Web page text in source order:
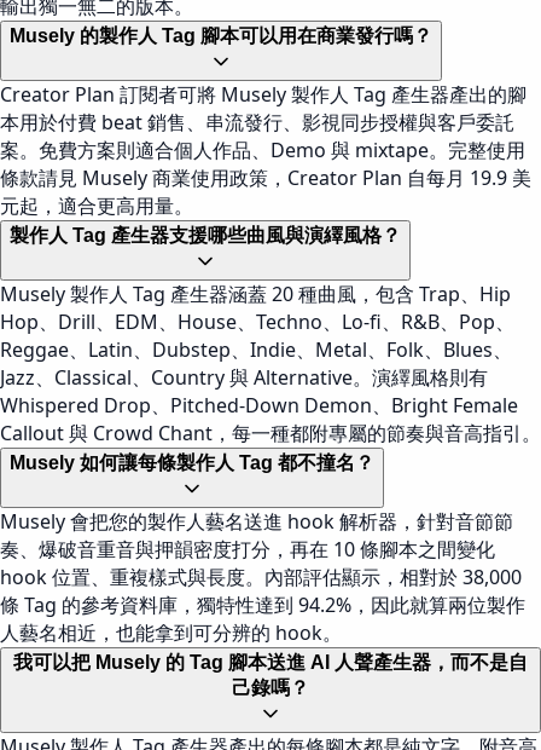
輸出獨一無二的版本。
Musely 的製作人 Tag 腳本可以用在商業發行嗎？
Creator Plan 訂閱者可將 Musely 製作人 Tag 產生器產出的腳
本用於付費 beat 銷售、串流發行、影視同步授權與客戶委託
案。免費方案則適合個人作品、Demo 與 mixtape。完整使用
條款請見 Musely 商業使用政策，Creator Plan 自每月 19.9 美
元起，適合更高用量。
製作人 Tag 產生器支援哪些曲風與演繹風格？
Musely 製作人 Tag 產生器涵蓋 20 種曲風，包含 Trap、Hip
Hop、Drill、EDM、House、Techno、Lo-fi、R&B、Pop、
Reggae、Latin、Dubstep、Indie、Metal、Folk、Blues、
Jazz、Classical、Country 與 Alternative。演繹風格則有
Whispered Drop、Pitched-Down Demon、Bright Female
Callout 與 Crowd Chant，每一種都附專屬的節奏與音高指引。
Musely 如何讓每條製作人 Tag 都不撞名？
Musely 會把您的製作人藝名送進 hook 解析器，針對音節節
奏、爆破音重音與押韻密度打分，再在 10 條腳本之間變化
hook 位置、重複樣式與長度。內部評估顯示，相對於 38,000
條 Tag 的參考資料庫，獨特性達到 94.2%，因此就算兩位製作
人藝名相近，也能拿到可分辨的 hook。
我可以把 Musely 的 Tag 腳本送進 AI 人聲產生器，而不是自
己錄嗎？